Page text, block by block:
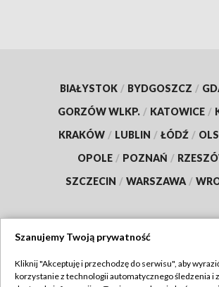
BIAŁYSTOK / BYDGOSZCZ /
GORZÓW WLKP. / KATOWICE /
KRAKÓW / LUBLIN / ŁÓDŹ /
OPOLE / POZNAŃ /
SZCZECIN / WARSZAWA /
TVP
Szanujemy Twoją prywatność
Kliknij "Akceptuję i przechodzę do serwisu", aby
korzystanie z technologii automatycznego śledzenia i